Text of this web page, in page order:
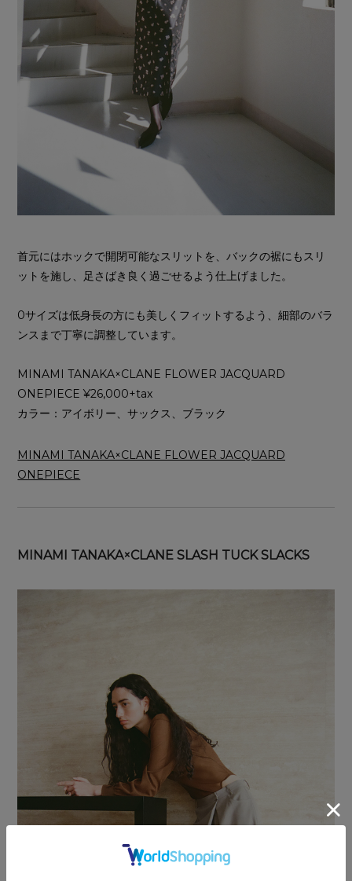
首元にはホックで開閉可能なスリットを、バックの裾にもスリ
ットを施し、足さばき良く過ごせるよう仕上げました。
0サイズは低身長の方にも美しくフィットするよう、細部のバラ
ンスまで丁寧に調整しています。
MINAMI TANAKA×CLANE FLOWER JACQUARD
ONEPIECE ¥26,000+tax
カラー：アイボリー、サックス、ブラック
MINAMI TANAKA×CLANE FLOWER JACQUARD
ONEPIECE
MINAMI TANAKA×CLANE SLASH TUCK SLACKS